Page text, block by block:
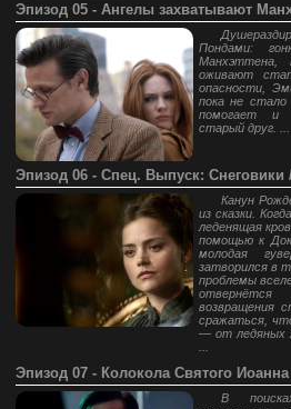
Эпизод 05 - Ангелы захватывают
Пондами:
оживают
опасности,
пока не
помогает и
старый друг. ...
Эпизод 06 - Спец. Выпуск: Снеговики
Канун
из сказки.
леденящая
помощью к
молодая
затворился в
проблемы
возвращения
сражаться,
— от ледяных
Эпизод 07 - Колокола Святого
В